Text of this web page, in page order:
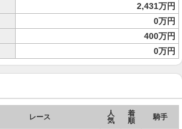
2,431万円
0万円
400万円
0万円
レース
人
気
着
順
騎手